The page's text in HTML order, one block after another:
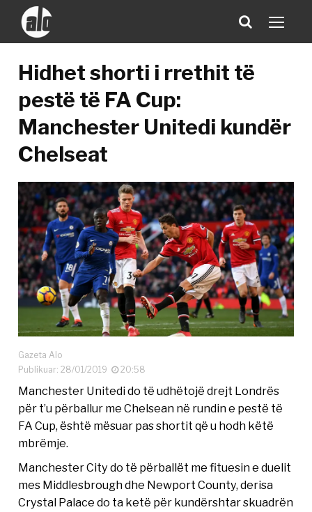
Hidhet shorti i rrethit të
pestë të FA Cup:
Manchester Unitedi kundër
Chelseat
Gazeta Alo
Publikuar: 28/01/2019
20:58
Manchester Unitedi do të udhëtojë drejt Londrës
për t’u përballur me Chelsean në rundin e pestë të
FA Cup, është mësuar pas shortit që u hodh këtë
mbrëmje.
Manchester City do të përballët me fituesin e duelit
mes Middlesbrough dhe Newport County, derisa
Crystal Palace do ta ketë për kundërshtar skuadrën